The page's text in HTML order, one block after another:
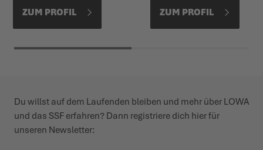
ZUM PROFIL ZUM PROFIL
Du willst auf dem Laufenden bleiben und mehr über LOWA
und das SSF erfahren? Dann registriere dich hier für
unseren Newsletter: